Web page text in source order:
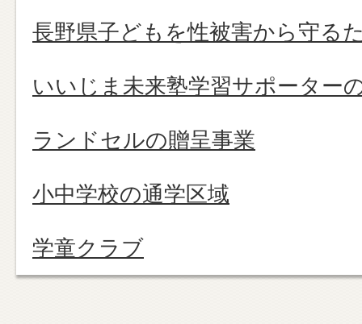
長野県子どもを性被害から守る
いいじま未来塾学習サポーター
ランドセルの贈呈事業
小中学校の通学区域
学童クラブ